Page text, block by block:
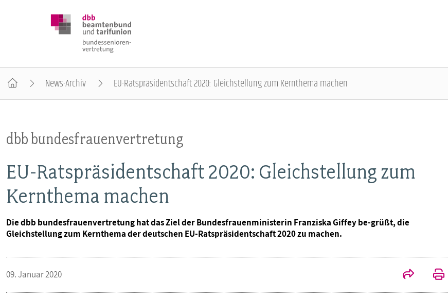
Geschäftsführung
Kontakt
POSITIONEN
VERANSTALTUNGEN
Bundesseniorenkongress
PUBLIKATIONEN
News-Archiv EU-Ratspräsidentschaft 2020: Gleichstellung zum Kernthema machen
dbb bundesfrauenvertretung
EU-Ratspräsidentschaft 2020: Gleichstellung zum
Kernthema machen
Die dbb bundesfrauenvertretung hat das Ziel der Bundesfrauenministerin Franziska Giffey be-grüßt, die
Gleichstellung zum Kernthema der deutschen EU-Ratspräsidentschaft 2020 zu machen.
09. Januar 2020